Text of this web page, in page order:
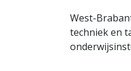
West-
techniek en